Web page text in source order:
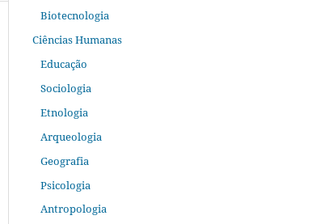
Biotecnologia
Ciências Humanas
Educação
Sociologia
Etnologia
Arqueologia
Geografia
Psicologia
Antropologia